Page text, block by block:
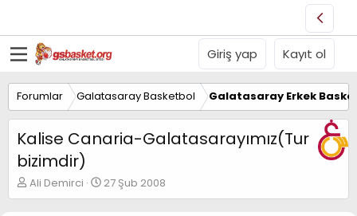
Giriş yap Kayıt ol
Forumlar Galatasaray Basketbol Galatasaray Erkek
Kalise Canaria-Galatasarayımız(Tur
bizimdir)
K
o
Ali Demirci
B
a
27 Şub 2008